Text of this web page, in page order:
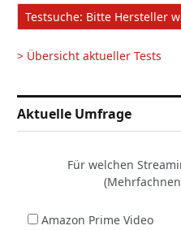
> Übersicht aktueller Tests
Aktuelle Umfrage
Für welchen
Amazon Prime Video